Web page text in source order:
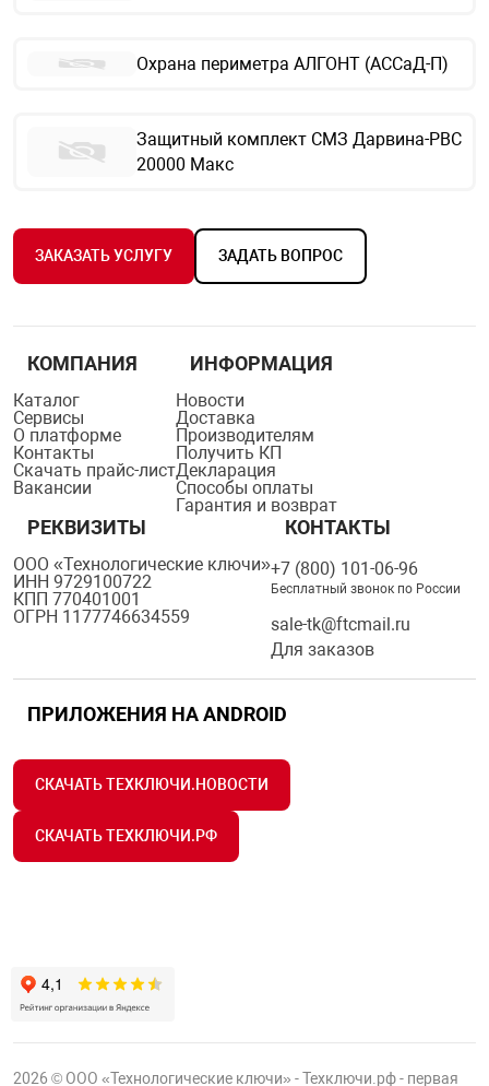
Охрана периметра АЛГОНТ (АССаД-П)
Защитный комплект СМЗ Дарвина-РВС
20000 Макс
ЗАКАЗАТЬ УСЛУГУ ЗАДАТЬ ВОПРОС
КОМПАНИЯ
Каталог
Сервисы
О платформе
Контакты
Скачать прайс-лист
Вакансии
ИНФОРМАЦИЯ
Новости
Доставка
Производителям
Получить КП
Декларация
Способы оплаты
Гарантия и возврат
РЕКВИЗИТЫ
ООО «Технологические ключи»
ИНН 9729100722
КПП 770401001
ОГРН 1177746634559
КОНТАКТЫ
+7 (800) 101-06-96
Бесплатный звонок по России
sale-tk@ftcmail.ru
Для заказов
ПРИЛОЖЕНИЯ НА ANDROID
СКАЧАТЬ ТЕХКЛЮЧИ.НОВОСТИ
СКАЧАТЬ ТЕХКЛЮЧИ.РФ
2026 © ООО «Технологические ключи» - Техключи.рф - первая